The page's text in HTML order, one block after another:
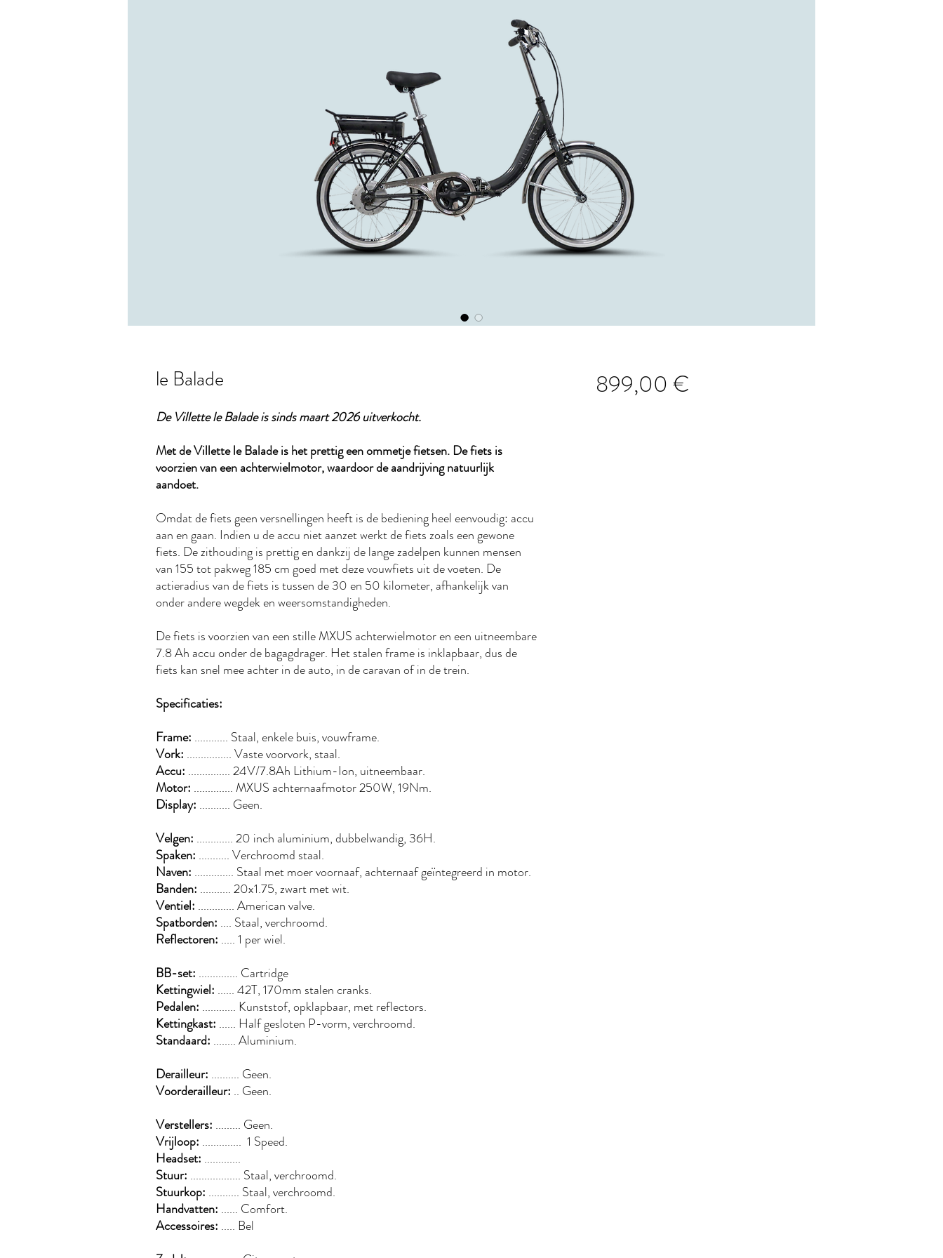
le Balade
De Villette le Balade is sinds maart 2026 uitverkocht.
Met de Villette le Balade is het prettig een ommetje fietsen. De fiets is
voorzien van een achterwielmotor, waardoor de aandrijving natuurlijk
aandoet.
Omdat de fiets geen versnellingen heeft is de bediening heel eenvoudig: accu
aan en gaan. Indien u de accu niet aanzet werkt de fiets zoals een gewone
fiets. De zithouding is prettig en dankzij de lange zadelpen kunnen mensen
van 155 tot pakweg 185 cm goed met deze vouwfiets uit de voeten. De
actieradius van de fiets is tussen de 30 en 50 kilometer, afhankelijk van
onder andere wegdek en weersomstandigheden.
De fiets is voorzien van een stille MXUS achterwielmotor en een uitneembare
7.8 Ah accu onder de bagagdrager. Het stalen frame is inklapbaar, dus de
fiets kan snel mee achter in de auto, in de caravan of in de trein.
Specificaties:
Frame: ............ Staal, enkele buis, vouwframe.
Vork: ................ Vaste voorvork, staal.
Accu: ............... 24V/7.8Ah Lithium-Ion, uitneembaar.
Motor: .............. MXUS achternaafmotor 250W, 19Nm.
Display: ........... Geen.
Velgen: ............. 20 inch aluminium, dubbelwandig, 36H.
Spaken: ........... Verchroomd staal.
Naven: .............. Staal met moer voornaaf, achternaaf geïntegreerd in motor.
Banden: ........... 20x1.75, zwart met wit.
Ventiel: ............. American valve.
Spatborden: .... Staal, verchroomd.
Reflectoren: ..... 1 per wiel.
BB-set: .............. Cartridge
Kettingwiel: ...... 42T, 170mm stalen cranks.
Pedalen: ............ Kunststof, opklapbaar, met reflectors.
Kettingkast: ...... Half gesloten P-vorm, verchroomd.
Standaard: ........ Aluminium.
Derailleur: .......... Geen.
Voorderailleur: .. Geen.
Verstellers: ......... Geen.
Vrijloop: .............. 1 Speed.
Headset: .............
Stuur: .................. Staal, verchroomd.
Stuurkop: ........... Staal, verchroomd.
Handvatten: ...... Comfort.
Accessoires: ..... Bel
899,00 €